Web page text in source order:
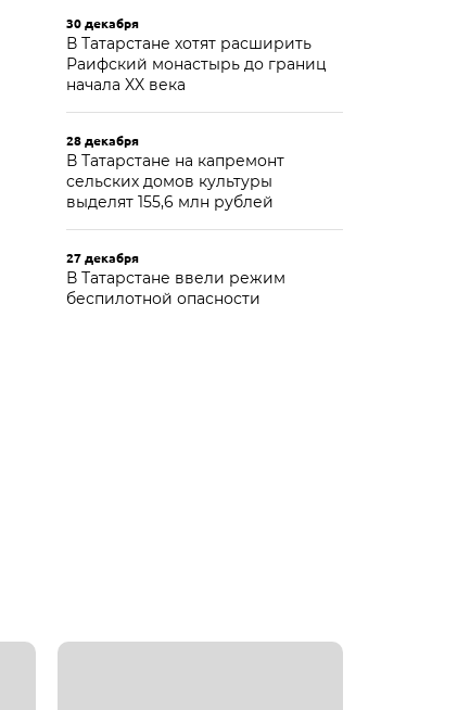
30 декабря
В Татарстане хотят расширить
Раифский монастырь до границ
начала XX века
28 декабря
В Татарстане на капремонт
сельских домов культуры
выделят 155,6 млн рублей
27 декабря
В Татарстане ввели режим
беспилотной опасности